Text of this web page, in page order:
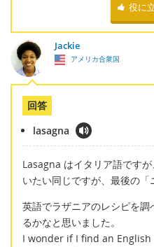
役に
Jackie
アメリカ合衆国
回答
lasagna
Lasagna はイタリア語です
いたい同じですが、最後の「
英語でラザニアのレシピを
るかなと思いました。
I wonder if I find an